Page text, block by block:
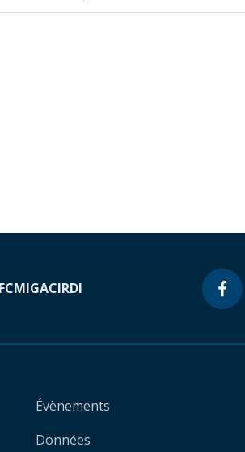
MIGACIRDI
Évènements
Données